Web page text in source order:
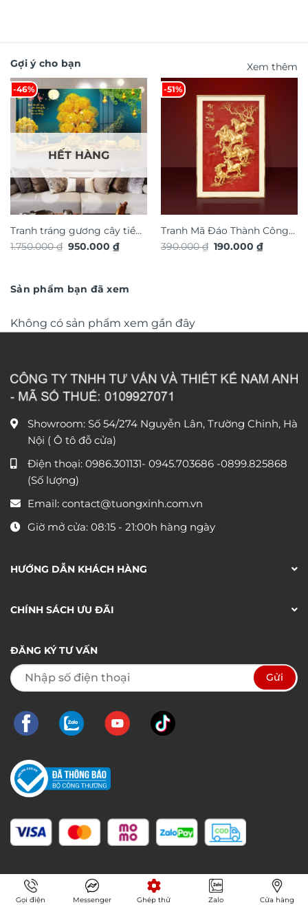
Gợi ý cho bạn Xem thêm
-46%
HẾT HÀNG
Tranh tráng gương cây tiền
vàng phong thủy TG4913S
1.750.000₫ Giá
950.000₫Giá
-51%
Tranh Mã Đáo Thành Công
TG4926S
390.000₫ Giá
190.000₫Giá
Sản phẩm bạn đã xem
Không có sản phẩm xem gần đây
Showroom: Số 54/274 Nguyễn Lân, Trường Chinh, Hà
Nội ( Ô tô đỗ cửa)
Điện thoại: 0986.301131- 0945.703686 -0899.825868
(Số lượng)
Email: contact@tuongxinh.com.vn
Giờ mở cửa: 08:15 - 21:00h hàng ngày
HƯỚNG DẪN KHÁCH HÀNG
CHÍNH SÁCH ƯU ĐÃI
ĐĂNG KÝ TƯ VẤN
Gọi điện Messenger Ghép thử Zalo Cửa hàng